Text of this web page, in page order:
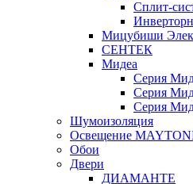
Сплит-
Мицубиши
СЕНТЕК
Мидеа
Серия
Серия
Серия
Шумоизоляция
Освещение
Обои
Двери
ДИАМАНТЕ